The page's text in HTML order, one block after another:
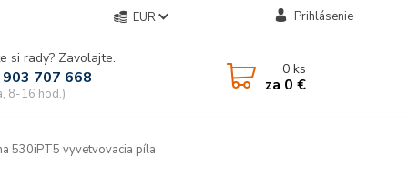
EUR Prihlásenie
si rady? Zavolajte.
707 668
8-16 hod.)
0ks
za 0 €
530iPT5 vyvetvovacia píla